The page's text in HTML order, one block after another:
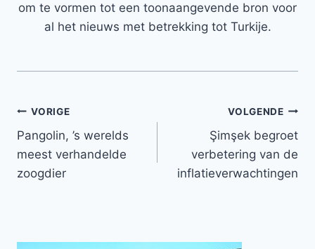
om te vormen tot een toonaangevende bron voor
al het nieuws met betrekking tot Turkije.
Bericht
navigatie
VORIGE
Pangolin, ’s werelds
meest verhandelde
zoogdier
VOLGENDE
Şimşek begroet
verbetering van de
inflatieverwachtingen